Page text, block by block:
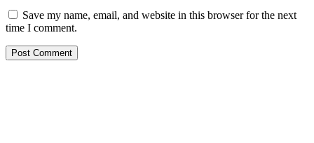
Save my name, email, and website in this browser for the next
time I comment.